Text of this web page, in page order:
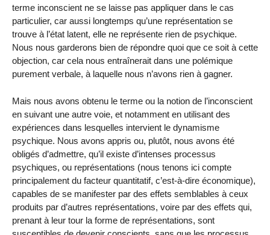
terme inconscient ne se laisse pas appliquer dans le cas
particulier, car aussi longtemps qu’une représentation se
trouve à l’état latent, elle ne représente rien de psychique.
Nous nous garderons bien de répondre quoi que ce soit à cette
objection, car cela nous entraînerait dans une polémique
purement verbale, à laquelle nous n’avons rien à gagner.
Mais nous avons obtenu le terme ou la notion de l’inconscient
en suivant une autre voie, et notamment en utilisant des
expériences dans lesquelles intervient le dynamisme
psychique. Nous avons appris ou, plutôt, nous avons été
obligés d’admettre, qu’il existe d’intenses processus
psychiques, ou représentations (nous tenons ici compte
principalement du facteur quantitatif, c’est-à-dire économique),
capables de se manifester par des effets semblables à ceux
produits par d’autres représentations, voire par des effets qui,
prenant à leur tour la forme de représentations, sont